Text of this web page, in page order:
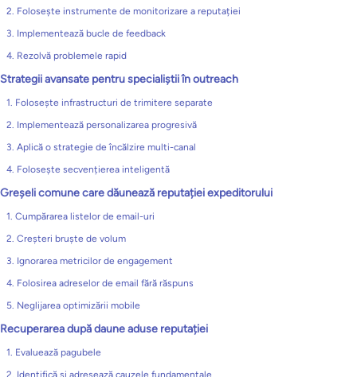
2. Folosește instrumente de monitorizare a reputației
3. Implementează bucle de feedback
4. Rezolvă problemele rapid
Strategii avansate pentru specialiștii în outreach
1. Folosește infrastructuri de trimitere separate
2. Implementează personalizarea progresivă
3. Aplică o strategie de încălzire multi-canal
4. Folosește secvențierea inteligentă
Greșeli comune care dăunează reputației expeditorului
1. Cumpărarea listelor de email-uri
2. Creșteri bruște de volum
3. Ignorarea metricilor de engagement
4. Folosirea adreselor de email fără răspuns
5. Neglijarea optimizării mobile
Recuperarea după daune aduse reputației
1. Evaluează pagubele
2. Identifică și adresează cauzele fundamentale